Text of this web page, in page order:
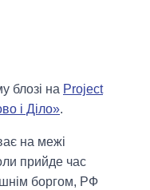
блозі на Project
і Діло».
на межі
прийде час
боргом, РФ